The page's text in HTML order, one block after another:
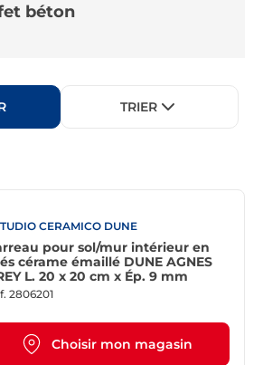
béton
TRIER
CERAMICO DUNE
pour sol/mur intérieur en
cérame émaillé DUNE AGNES
L. 20 x 20 cm x Ép. 9 mm
2806201
Choisir mon magasin